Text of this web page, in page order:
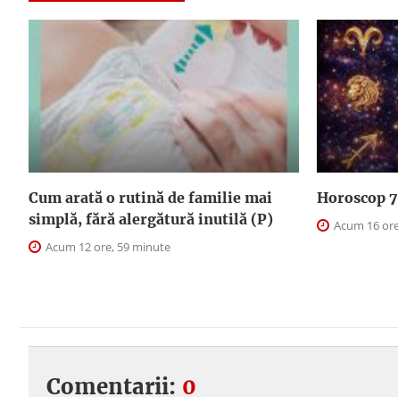
Cum arată o rutină de familie mai
simplă, fără alergătură inutilă (P)
Acum 12 ore, 59 minute
Horoscop
Acum 16
Comentarii: 0